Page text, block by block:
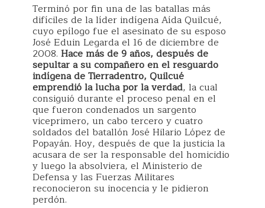
Terminó por fin una de las batallas más
difíciles de la líder indígena Aída Quilcué,
cuyo epílogo fue el asesinato de su esposo
José Eduin Legarda el 16 de diciembre de
2008. Hace más de 9 años, después de
sepultar a su compañero en el resguardo
indígena de Tierradentro, Quilcué
emprendió la lucha por la verdad, la cual
consiguió durante el proceso penal en el
que fueron condenados un sargento
viceprimero, un cabo tercero y cuatro
soldados del batallón José Hilario López de
Popayán. Hoy, después de que la justicia la
acusara de ser la responsable del homicidio
y luego la absolviera, el Ministerio de
Defensa y las Fuerzas Militares
reconocieron su inocencia y le pidieron
perdón.